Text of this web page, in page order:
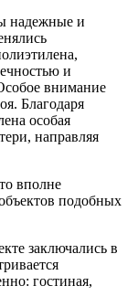
надежные и
и
внимание
Благодаря
особая
направляя
вполне
подобных
заключались в
гостиная,